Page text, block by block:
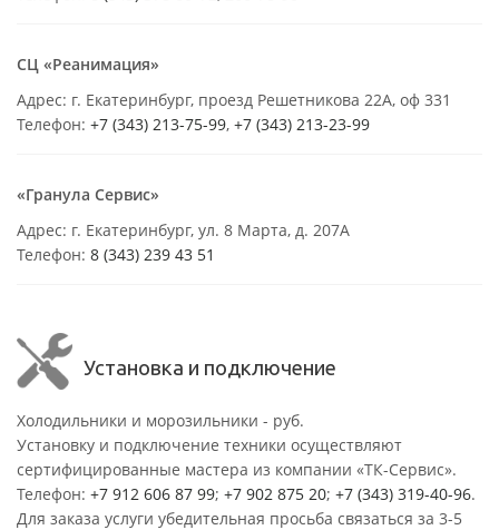
СЦ «Реанимация»
Адрес: г. Екатеринбург, проезд Решетникова 22А, оф 331
Телефон: +7 (343) 213-75-99, +7 (343) 213-23-99
«Гранула Сервис»
Адрес: г. Екатеринбург, ул. 8 Марта, д. 207А
Телефон: 8 (343) 239 43 51
Установка и подключение
Холодильники и морозильники - руб.
Установку и подключение техники осуществляют
сертифицированные мастера из компании «ТК-Сервис».
Телефон: +7 912 606 87 99; +7 902 875 20; +7 (343) 319-40-96.
Для заказа услуги убедительная просьба связаться за 3-5